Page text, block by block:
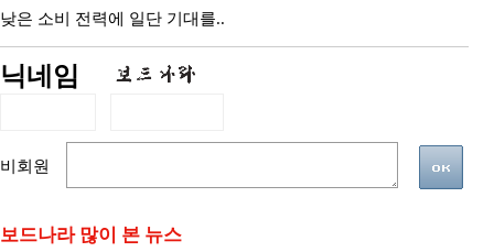
낮은 소비 전력에 일단 기대를..
닉네임
비회원
보드나라 많이 본 뉴스